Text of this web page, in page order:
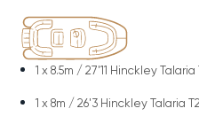
1 x 8.5m / 27'11 Hinckley
1 x 8m / 26'3 Hinckley Talaria